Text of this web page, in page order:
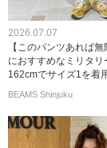
2026.07.07
【このパンツあれば
におすすめなミリタリ
162cmでサイズ1を着
BEAMS Shinjuku